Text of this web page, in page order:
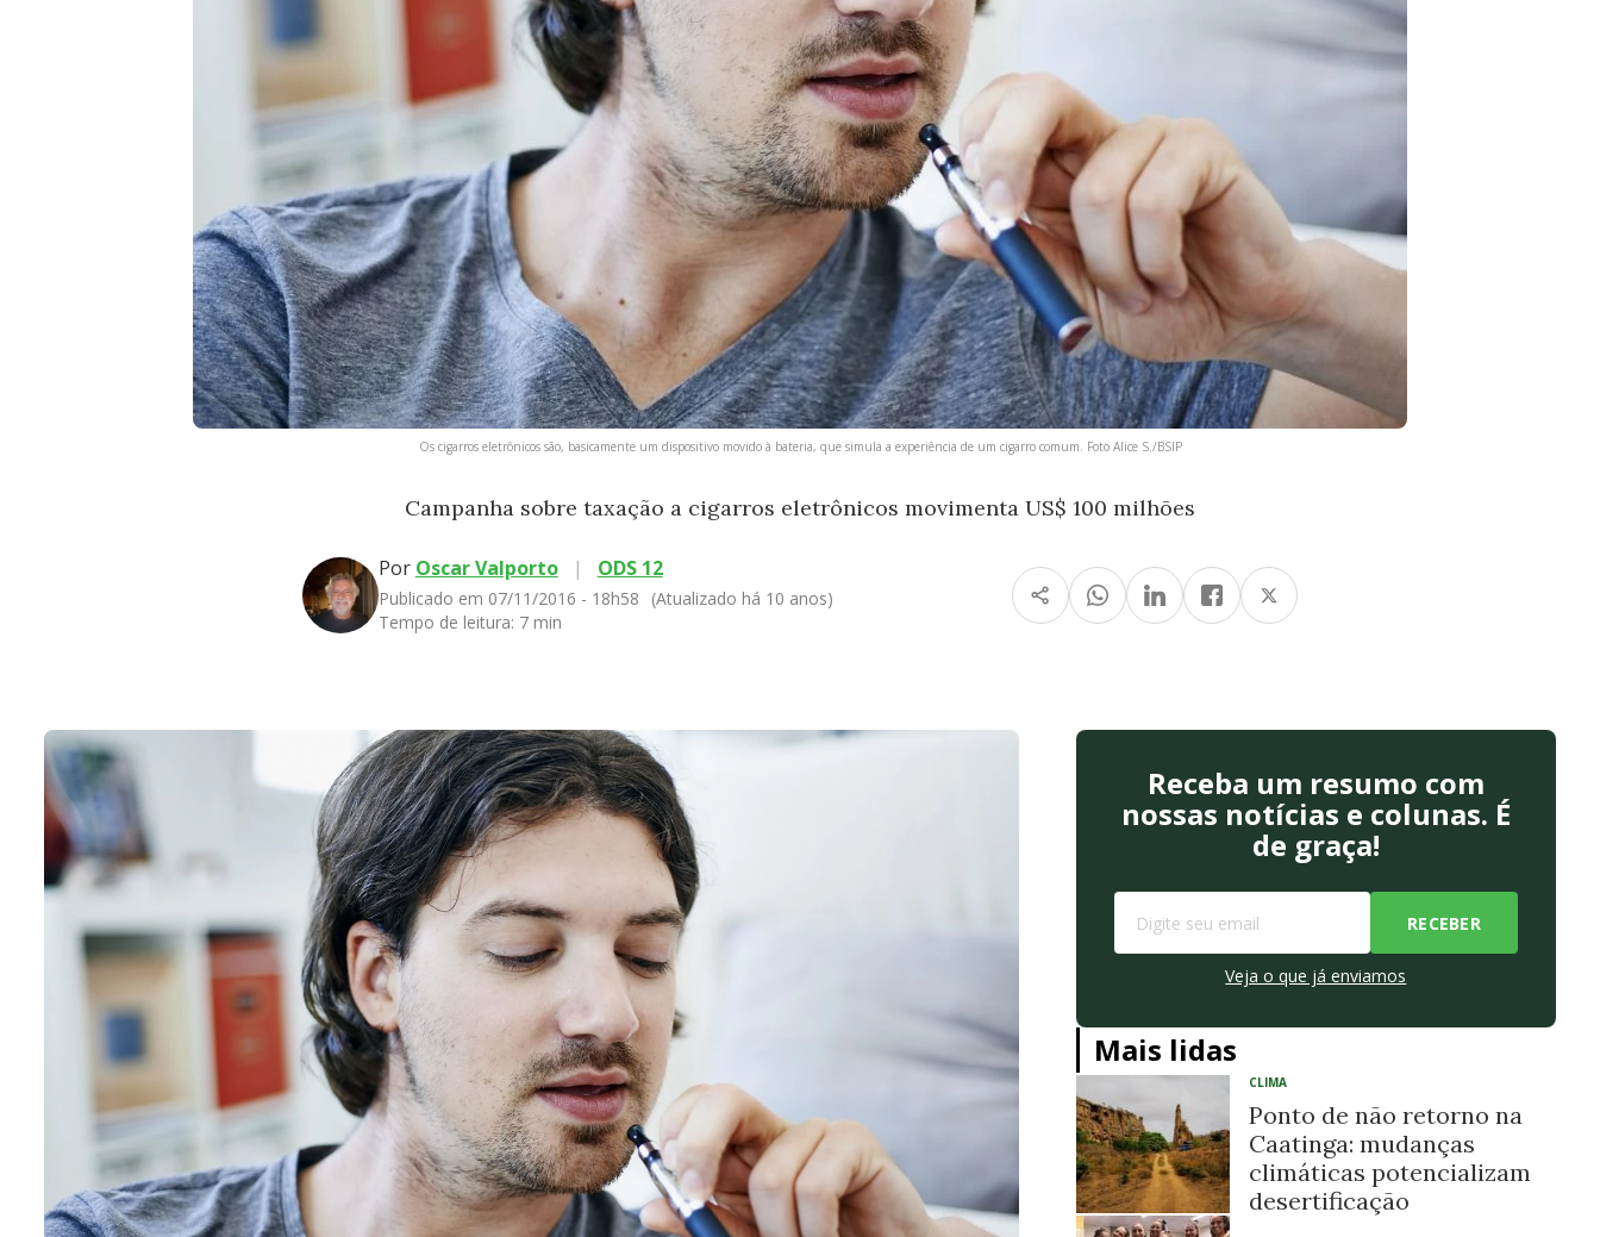
Os cigarros eletrônicos são, basicamente um dispositivo movido à bateria, que simula a experiência de um cigarro comum. Foto Alice S./BSIP
Campanha sobre taxação a cigarros eletrônicos movimenta US$ 100 milhões
Por Oscar Valporto | ODS 12
Publicado em 07/11/2016 - 18h58
(Atualizado há 10 anos)
Tempo de leitura: 7 min
Receba um resumo com
nossas notícias e colunas. É
de graça!
Veja o que já enviamos
Mais lidas
CLIMA
Ponto de não retorno na
Caatinga: mudanças
climáticas potencializam
desertificação